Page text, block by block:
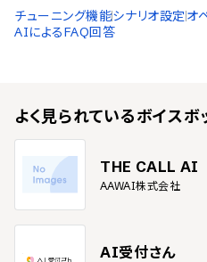
チューニング機能シナリオ設定オ
AIによるFAQ回答
よく見られているボイスボ
THE CALL AI
AAWAI株式会社
AI受付さん